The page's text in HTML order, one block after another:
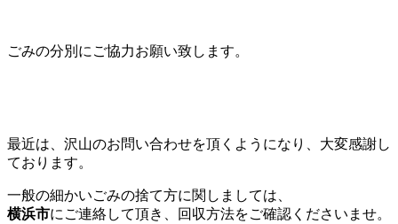
ごみの分別にご協力お願い致します。
最近は、沢山のお問い合わせを頂くようになり、大変感謝し
ております。
一般の細かいごみの捨て方に関しましては、
横浜市にご連絡して頂き、回収方法をご確認くださいませ。